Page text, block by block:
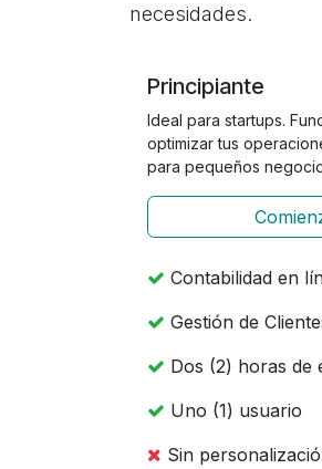
necesidades.
Principiante
Ideal para startups.
optimizar tus
para pequeños
Contabilidad en
Gestión de
Dos (2) horas de
Uno (1) usuario
Sin